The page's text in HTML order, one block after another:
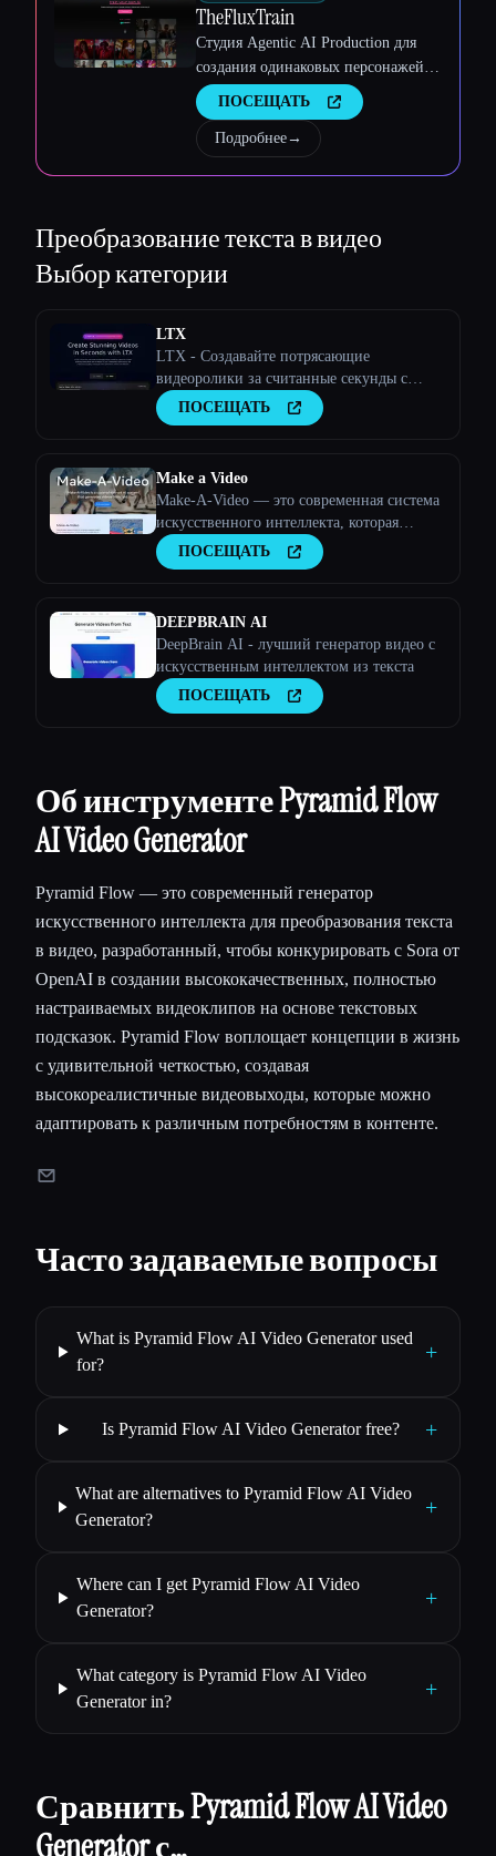
TheFluxTrain
Студия Agentic AI Production для
создания одинаковых персонажей,
рабочих процессов и видео
ПОСЕЩАТЬ
Подробнее→
Преобразование текста в видео
Выбор категории
LTX
LTX - Создавайте потрясающие
видеоролики за считанные секунды с
помощью LTX
ПОСЕЩАТЬ
Make a Video
Make-A-Video — это современная система
искусственного интеллекта, которая
генерирует видео из текста.
ПОСЕЩАТЬ
DEEPBRAIN AI
DeepBrain AI - лучший генератор видео с
искусственным интеллектом из текста
ПОСЕЩАТЬ
Об инструменте Pyramid Flow
AI Video Generator
Pyramid Flow — это современный генератор
искусственного интеллекта для преобразования текста
в видео, разработанный, чтобы конкурировать с Sora от
OpenAI в создании высококачественных, полностью
настраиваемых видеоклипов на основе текстовых
подсказок. Pyramid Flow воплощает концепции в жизнь
с удивительной четкостью, создавая
высокореалистичные видеовыходы, которые можно
адаптировать к различным потребностям в контенте.
Часто задаваемые вопросы
What is Pyramid Flow AI Video Generator used
for?
+
Is Pyramid Flow AI Video Generator free? +
What are alternatives to Pyramid Flow AI Video
Generator?
+
Where can I get Pyramid Flow AI Video
Generator?
+
What category is Pyramid Flow AI Video
Generator in?
+
Сравнить Pyramid Flow AI Video
Generator с…